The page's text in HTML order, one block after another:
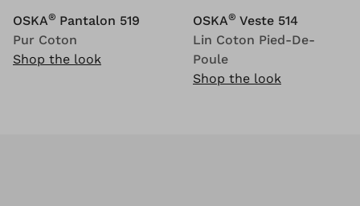
OSKA® Pantalon 519
Pur Coton
Shop the look
OSKA® Veste 514
Lin Coton Pied-De-
Poule
Shop the look